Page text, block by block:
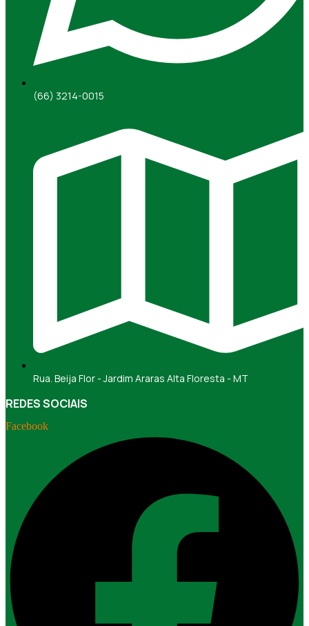
(66) 3214-0015
Rua. Beija Flor - Jardim Araras Alta Floresta - MT
REDES SOCIAIS
Facebook